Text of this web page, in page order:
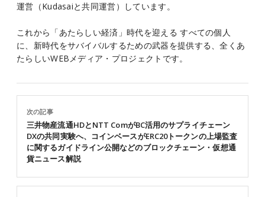
運営（Kudasaiと共同運営）しています。
これから「あたらしい経済」時代を迎える すべての個人
に、新時代をサバイバルするための武器を提供する、全くあ
たらしいWEBメディア・プロジェクトです。
次の記事
三井物産流通HDとNTT ComがBC活用のサプライチェーン
DXの共同実験へ、コインベースがERC20トークンの上場監査
に関するガイドライン公開などのブロックチェーン・仮想通
貨ニュース解説